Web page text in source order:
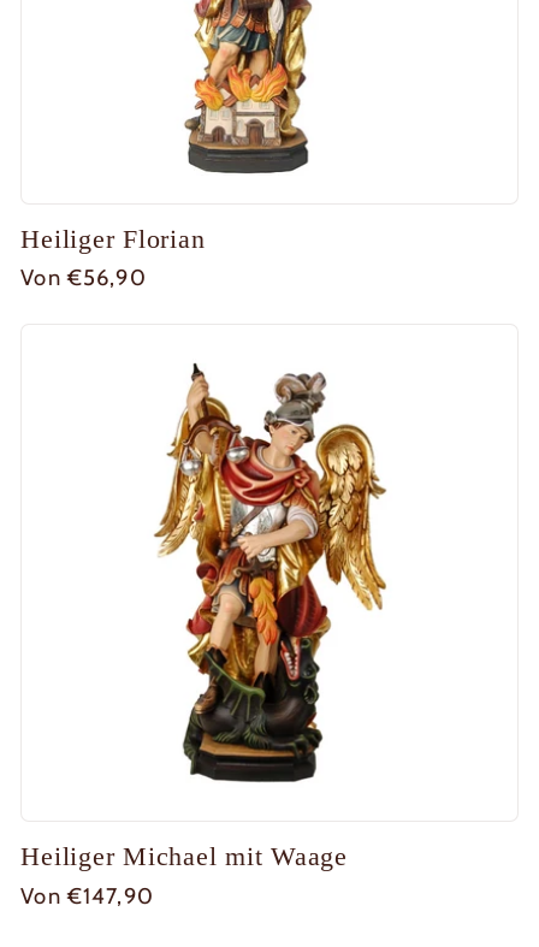
Heiliger Florian
Normaler
Von €56,90
Heiliger Michael mit Waage
Normaler
Von €147,90